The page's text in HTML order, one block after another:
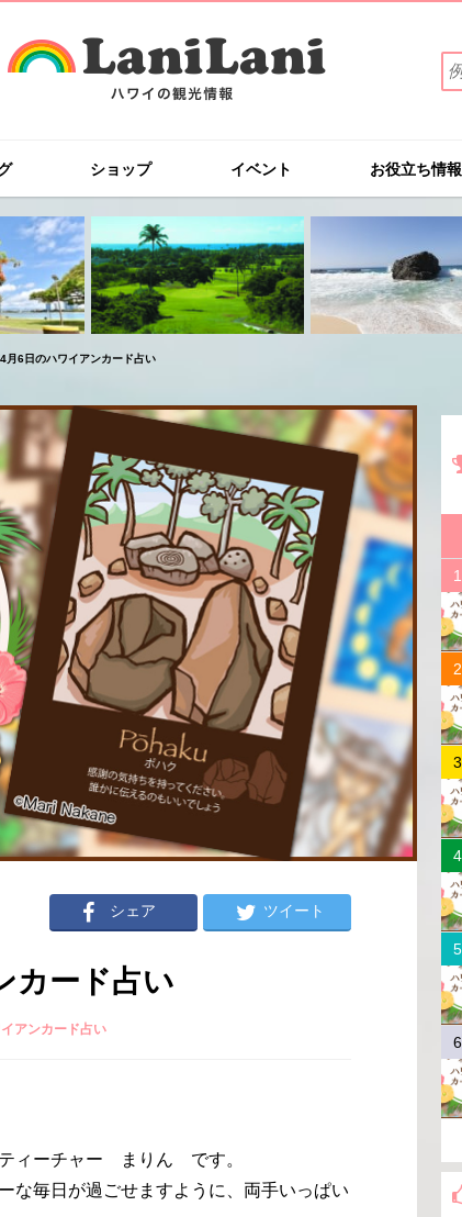
索
ワ
を
入
カ
フ
ェ
イ
ショップ イベント お役立ち情報
月6日のハワイアンカード占い
シェア ツイート
カード占い
アンカード占い
ィーチャー まりん です。
な毎日が過ごせますように、両手いっぱい